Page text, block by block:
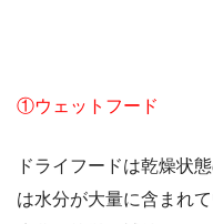
①ウェットフード
ドライフードは乾燥状
は水分が大量に含まれ